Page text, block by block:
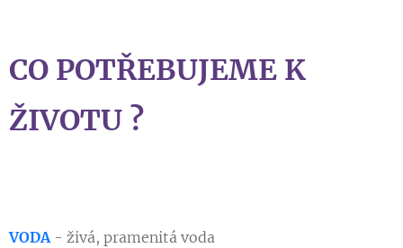
CO POTŘEBUJEME K
ŽIVOTU ?
VODA- živá, pramenitá voda